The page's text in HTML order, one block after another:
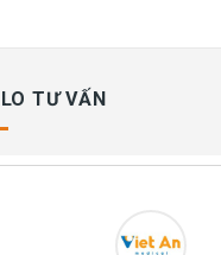
TƯ VẤN